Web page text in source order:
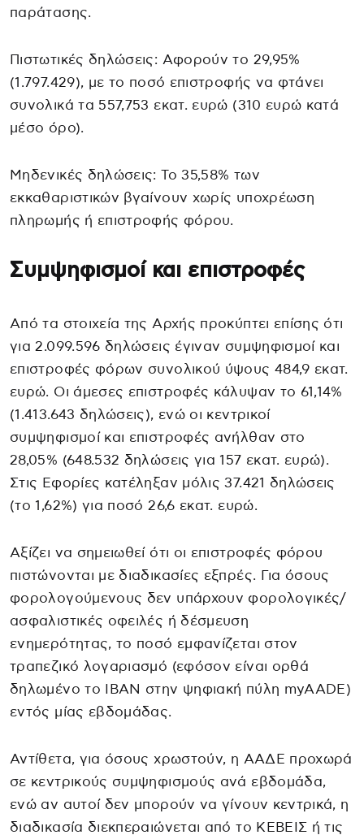
παράτασης.
Πιστωτικές δηλώσεις: Αφορούν το 29,95%
(1.797.429), με το ποσό επιστροφής να φτάνει
συνολικά τα 557,753 εκατ. ευρώ (310 ευρώ κατά
μέσο όρο).
Μηδενικές δηλώσεις: Το 35,58% των
εκκαθαριστικών βγαίνουν χωρίς υποχρέωση
πληρωμής ή επιστροφής φόρου.
Συμψηφισμοί και επιστροφές
Από τα στοιχεία της Αρχής προκύπτει επίσης ότι
για 2.099.596 δηλώσεις έγιναν συμψηφισμοί και
επιστροφές φόρων συνολικού ύψους 484,9 εκατ.
ευρώ. Οι άμεσες επιστροφές κάλυψαν το 61,14%
(1.413.643 δηλώσεις), ενώ οι κεντρικοί
συμψηφισμοί και επιστροφές ανήλθαν στο
28,05% (648.532 δηλώσεις για 157 εκατ. ευρώ).
Στις Εφορίες κατέληξαν μόλις 37.421 δηλώσεις
(το 1,62%) για ποσό 26,6 εκατ. ευρώ.
Αξίζει να σημειωθεί ότι οι επιστροφές φόρου
πιστώνονται με διαδικασίες εξπρές. Για όσους
φορολογούμενους δεν υπάρχουν φορολογικές/
ασφαλιστικές οφειλές ή δέσμευση
ενημερότητας, το ποσό εμφανίζεται στον
τραπεζικό λογαριασμό (εφόσον είναι ορθά
δηλωμένο το IBAN στην ψηφιακή πύλη myAADE)
εντός μίας εβδομάδας.
Αντίθετα, για όσους χρωστούν, η ΑΑΔΕ προχωρά
σε κεντρικούς συμψηφισμούς ανά εβδομάδα,
ενώ αν αυτοί δεν μπορούν να γίνουν κεντρικά, η
διαδικασία διεκπεραιώνεται από το ΚΕΒΕΙΣ ή τις